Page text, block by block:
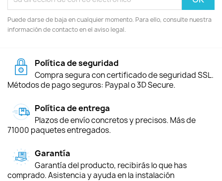
Puede darse de baja en cualquier momento. Para ello, consulte nuestra
información de contacto en el aviso legal.
Política de seguridad
Compra segura con certificado de seguridad SSL.
Métodos de pago seguros: Paypal o 3D Secure.
Política de entrega
Plazos de envío concretos y precisos. Más de
71000 paquetes entregados.
Garantía
Garantía del producto, recibirás lo que has
comprado. Asistencia y ayuda en la instalación